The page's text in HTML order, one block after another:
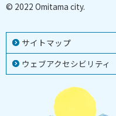
サイトマップ
ウェブアクセシビリティ
© 2022 Omitama city.